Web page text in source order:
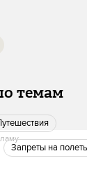
темам
путешествия
Запреты на